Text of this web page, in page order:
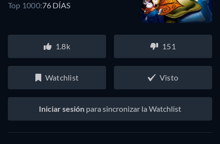
Top 1000:76 DÍAS
1.8k 151
Watchlist Visto
Iniciar sesión para sincronizar la Watchlist